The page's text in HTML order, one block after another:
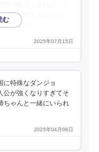
上ロリ師匠ポジとか、
いなと。
2025年07月15日
に特殊なダンジョ
が強くなりすぎてそ
ちゃんと一緒にいられ
2025年04月06日